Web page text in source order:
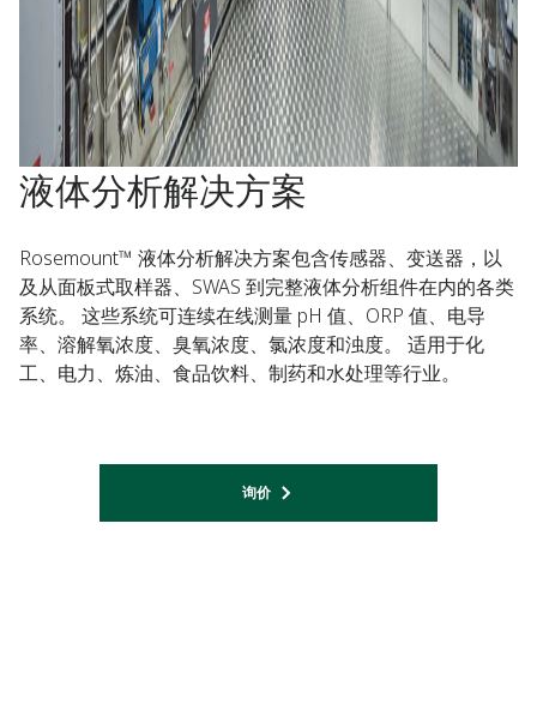
液体分析解决方案
Rosemount™ 液体分析解决方案包含传感器、变送器，以
及从面板式取样器、SWAS 到完整液体分析组件在内的各类
系统。 这些系统可连续在线测量 pH 值、ORP 值、电导
率、溶解氧浓度、臭氧浓度、氯浓度和浊度。 适用于化
工、电力、炼油、食品饮料、制药和水处理等行业。​
询价